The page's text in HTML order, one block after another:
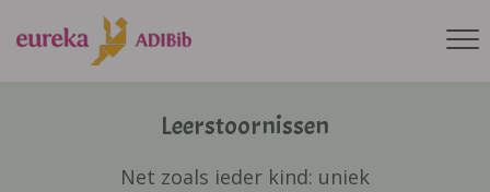
Leerstoornissen
Net zoals ieder kind: uniek